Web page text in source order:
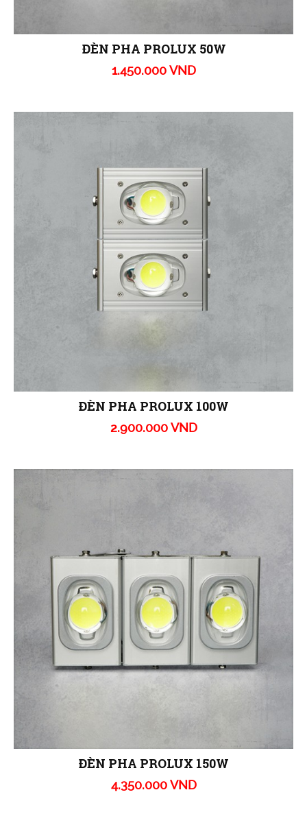
ĐÈN PHA PROLUX 50W
1.450.000 VND
ĐÈN PHA PROLUX 100W
2.900.000 VND
ĐÈN PHA PROLUX 150W
4.350.000 VND